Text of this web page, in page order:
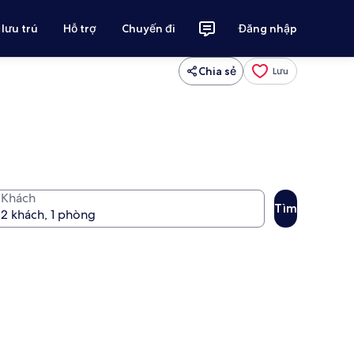
trú Hỗ trợ Chuyến đi Đăng nhập
Chia sẻ Lưu
Khách
Tìm